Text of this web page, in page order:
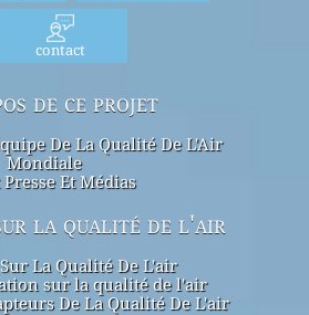
contact
de ce projet
De La Qualité De L'Air
Mondiale
Et Médias
la qualité de l'air
La Qualité De L'air
sur la qualité de l'air
De La Qualité De L'air